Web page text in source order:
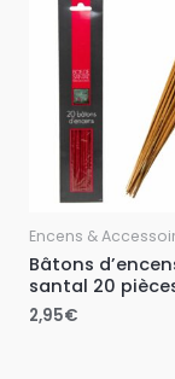
Encens &
Bâtons
santal 20
2,95€